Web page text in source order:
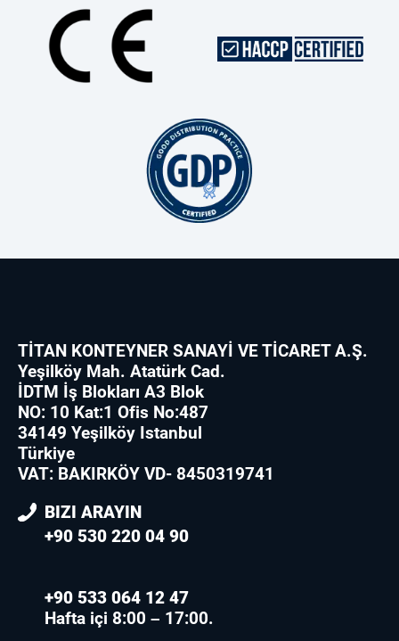
TİTAN KONTEYNER SANAYİ VE TİCARET A.Ş.
Yeşilköy Mah. Atatürk Cad.
İDTM İş Blokları A3 Blok
NO: 10 Kat:1 Ofis No:487
34149 Yeşilköy Istanbul
Türkiye
VAT: BAKIRKÖY VD- 8450319741
BIZI ARAYIN
+90 530 220 04 90
+90 533 064 12 47
Hafta içi 8:00 – 17:00.